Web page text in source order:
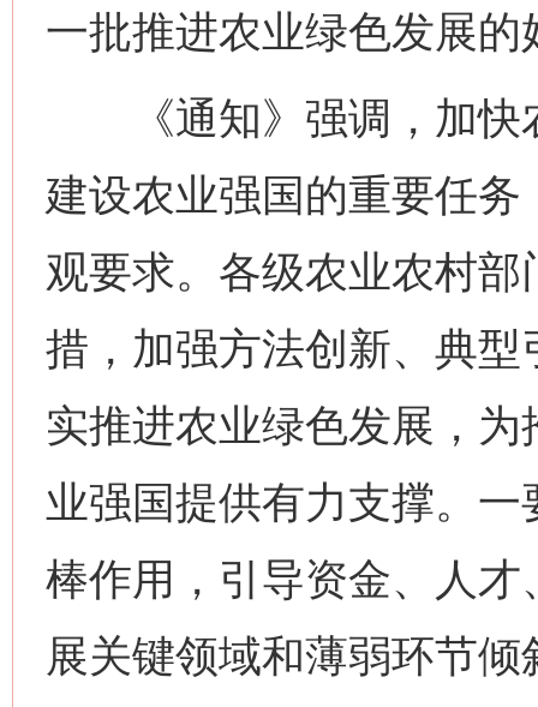
一批推进农业绿色发展的
《通知》强调，加快
建设农业强国的重要任
观要求。各级农业农村
措，加强方法创新、典
实推进农业绿色发展，
业强国提供有力支撑。
棒作用，引导资金、人
展关键领域和薄弱环节
网上购药对药下症？
这是一记警钟！ 谢